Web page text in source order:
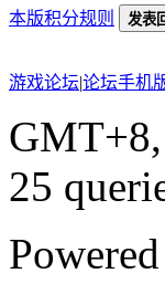
本版积分规则 发表
游戏论坛|论坛手机
25